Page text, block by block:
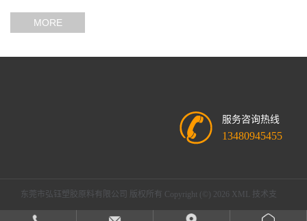
MORE
服务咨询热线
13480945455
东莞市弘钰塑胶原料有限公司 版权所有 Copyright (©) 2026 XML 技术支
持： 食品商务网